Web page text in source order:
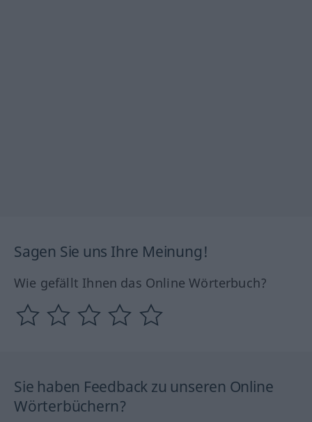
Sagen Sie uns Ihre Meinung!
Wie gefällt Ihnen das Online Wörterbuch?
Sie haben Feedback zu unseren Online
Wörterbüchern?